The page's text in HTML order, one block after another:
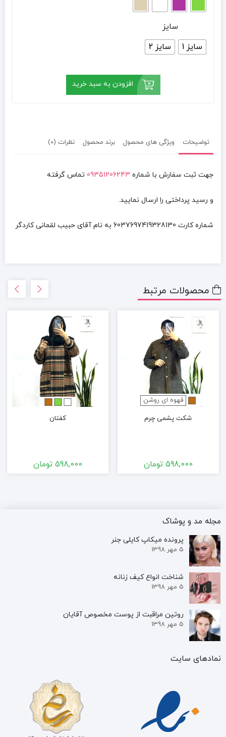
سایز
سایز 1
سایز 2
افزودن به سبد خرید
توضیحات ویژگی های محصول برند محصول نظرات (0)
جهت ثبت سفارش با شماره 09351206243 تماس گرفته
و رسید پرداختی را ارسال نمایید.
شماره کارت 6037697419328130 به نام آقای حبیب لقمانی کاردگر
محصولات مرتبط
قهوه ای روشن
شکت پشمی چرم
598,000 تومان
کفتان
598,000 تومان
مجله مد و پوشاک
پرونده‌ میکاپ کایلی جنر
5 مهر 1398
شناخت انواع کیف زنانه
5 مهر 1398
روتین مراقبت از پوست مخصوص آقایان
5 مهر 1398
نمادهای سایت